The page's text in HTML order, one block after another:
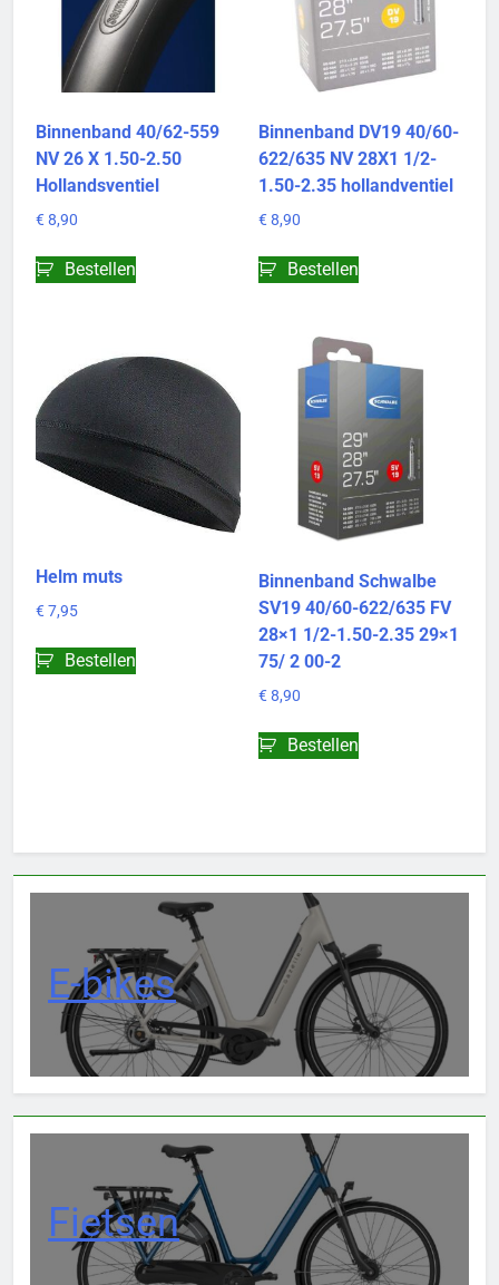
Binnenband 40/62-559
NV 26 X 1.50-2.50
Hollandsventiel
€ 8,90
Bestellen
Binnenband DV19 40/60-
622/635 NV 28X1 1/2-
1.50-2.35 hollandventiel
€ 8,90
Bestellen
Helm muts
€ 7,95
Bestellen
Binnenband Schwalbe
SV19 40/60-622/635 FV
28×1 1/2-1.50-2.35 29×1
75/ 2 00-2
€ 8,90
Bestellen
E-bikes
Fietsen